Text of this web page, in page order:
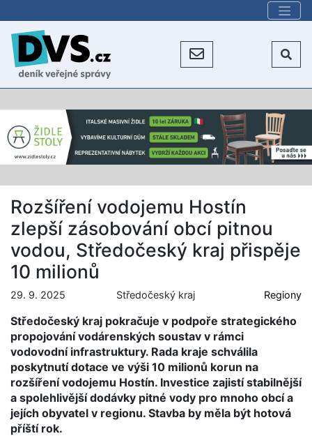
Rozšíření vodojemu Hostín
zlepší zásobování obcí pitnou
vodou, Středočeský kraj přispěje
10 milionů
29. 9. 2025 Středočeský kraj Regiony
Středočeský kraj pokračuje v podpoře strategického
propojování vodárenských soustav v rámci
vodovodní infrastruktury. Rada kraje schválila
poskytnutí dotace ve výši 10 milionů korun na
rozšíření vodojemu Hostín. Investice zajistí stabilnější
a spolehlivější dodávky pitné vody pro mnoho obcí a
jejích obyvatel v regionu. Stavba by měla být hotová
příští rok.